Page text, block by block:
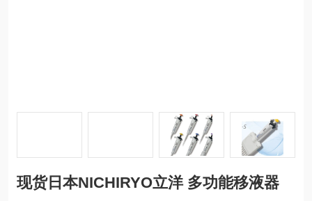
现货日本NICHIRYO立洋 多功能移液器